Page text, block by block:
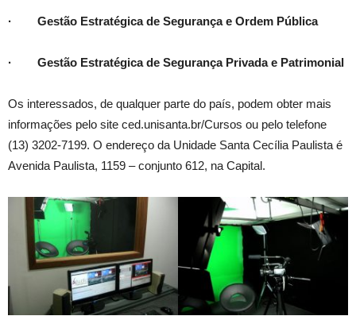
· Gestão Estratégica de Segurança e Ordem Pública
· Gestão Estratégica de Segurança Privada e Patrimonial
Os interessados, de qualquer parte do país, podem obter mais
informações pelo site ced.unisanta.br/Cursos ou pelo telefone
(13) 3202-7199. O endereço da Unidade Santa Cecília Paulista é
Avenida Paulista, 1159 – conjunto 612, na Capital.